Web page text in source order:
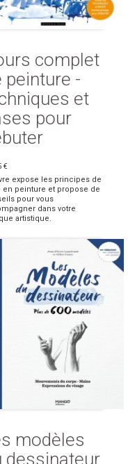
complet
peinture -
et
pour
€
expose les principes de
en peinture et propose de
pour vous
dans votre
artistique.
modèles
dessinateur